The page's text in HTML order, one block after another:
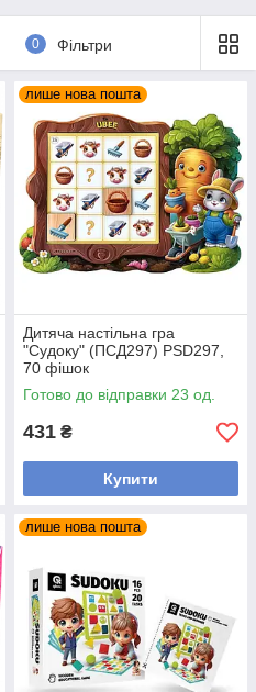
0 Фільтри
лише нова пошта
Дитяча настільна гра
"Судоку" (ПСД297) PSD297,
70 фішок
Готово до відправки 23 од.
431 ₴
Купити
лише нова пошта